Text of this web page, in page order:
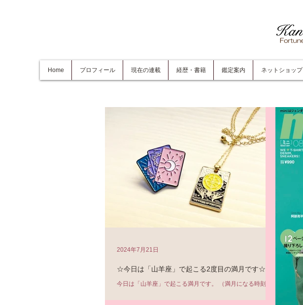
Home プロフィール 現在の連載 経歴・書籍 鑑定案内 ネットショップ
☆今日は「山羊座」で起こる2度目の満月です☆
今日は「山羊座」で起こる満月です。 （満月になる時刻 7
2024年7月21日